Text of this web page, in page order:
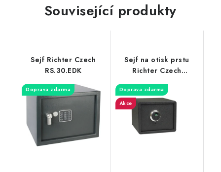
Související produkty
Sejf Richter Czech
RS.30.EDK
Doprava zdarma
Sejf na otisk prstu
Richter Czech
RS.30R.FIN
Doprava zdarma
Akce